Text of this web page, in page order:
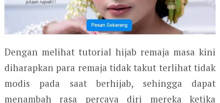
Dengan melihat tutorial hijab remaja masa kini
diharapkan para remaja tidak takut terlihat tidak
modis pada saat berhijab, sehingga dapat
menambah rasa percaya diri mereka ketika